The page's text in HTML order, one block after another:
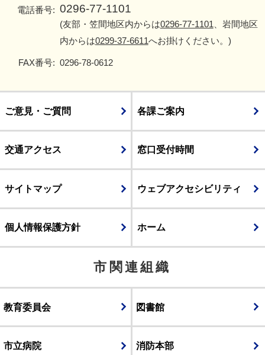
電話番号: 0296-77-1101
(友部・笠間地区内からは0296-77-1101 、岩間地区
内からは0299-37-6611へお掛けください。)
FAX番号: 0296-78-0612
ご意見・ご質問 各課ご案内
交通アクセス 窓口受付時間
サイトマップ ウェブアクセシビリティ
個人情報保護方針 ホーム
市関連組織
教育委員会 図書館
市立病院 消防本部